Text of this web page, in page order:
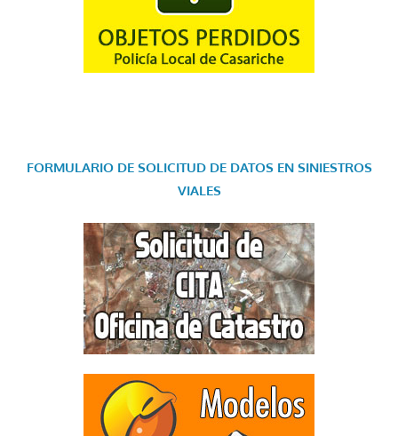
FORMULARIO DE SOLICITUD DE DATOS EN SINIESTROS
VIALES